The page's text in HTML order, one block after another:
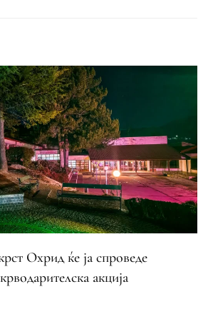
Охрид ќе ја спроведе
акција